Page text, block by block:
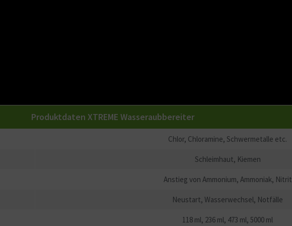
Produktdaten XTREME Wasseraubbereiter
Chlor, Chloramine, Schwermetalle etc.
Schleimhaut, Kiemen
Anstieg von Ammonium, Ammoniak, Nitrit
Neustart, Wasserwechsel, Notfälle
118 ml, 236 ml, 473 ml, 5000 ml